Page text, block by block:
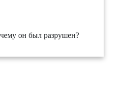
он был разрушен?